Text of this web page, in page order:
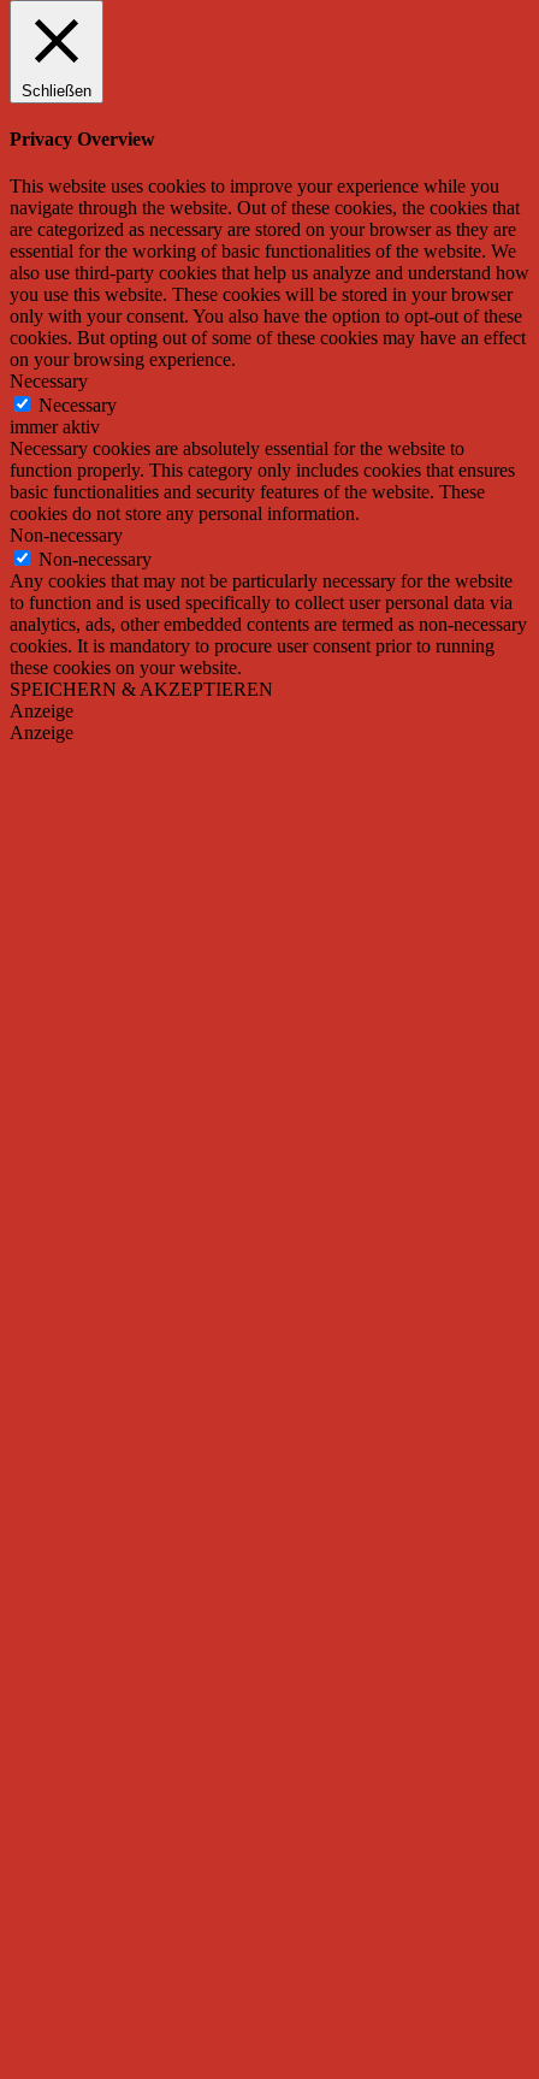
Schließen
Privacy Overview
This website uses cookies to improve your experience while you
navigate through the website. Out of these cookies, the cookies that
are categorized as necessary are stored on your browser as they are
essential for the working of basic functionalities of the website. We
also use third-party cookies that help us analyze and understand how
you use this website. These cookies will be stored in your browser
only with your consent. You also have the option to opt-out of these
cookies. But opting out of some of these cookies may have an effect
on your browsing experience.
Necessary
Necessary
immer aktiv
Necessary cookies are absolutely essential for the website to
function properly. This category only includes cookies that ensures
basic functionalities and security features of the website. These
cookies do not store any personal information.
Non-necessary
Non-necessary
Any cookies that may not be particularly necessary for the website
to function and is used specifically to collect user personal data via
analytics, ads, other embedded contents are termed as non-necessary
cookies. It is mandatory to procure user consent prior to running
these cookies on your website.
SPEICHERN & AKZEPTIEREN
Anzeige
Anzeige